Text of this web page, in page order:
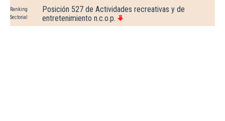
Ranking
Sectorial
Posición 527 de Actividades recreativas y de
entretenimiento n.c.o.p.